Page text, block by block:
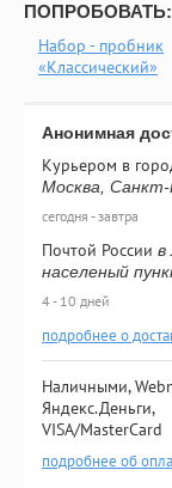
ПОПРОБОВАТЬ:
Набор - пробник
«Классический»
Анонимная
Курьером в
Москва,
сегодня - завтра
Почтой России в
населеный
4 - 10 дней
подробнее о
Наличными,
Яндекс.Деньги,
VISA/MasterCard
подробнее об